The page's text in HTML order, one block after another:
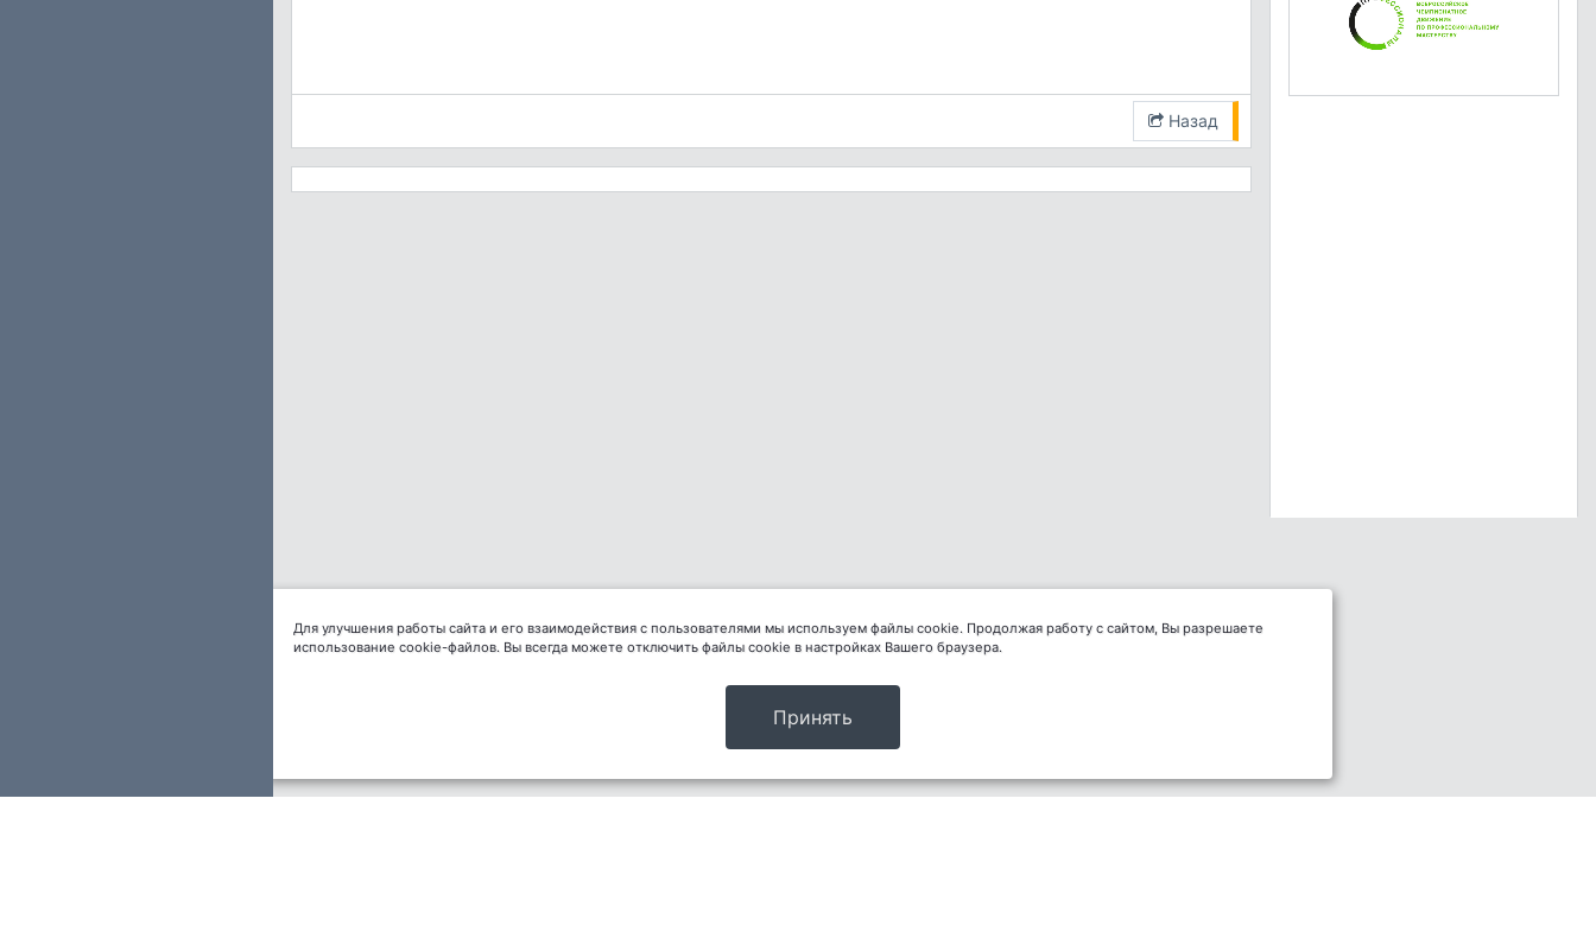
Назад
Для улучшения работы сайта и его взаимодействия с пользователями мы используем файлы cookie. Продолжая работу с сайтом, Вы разрешаете
использование cookie-файлов. Вы всегда можете отключить файлы cookie в настройках Вашего браузера.
Принять